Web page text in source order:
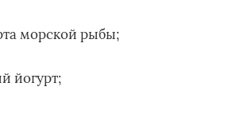
морской рыбы;
йогурт;